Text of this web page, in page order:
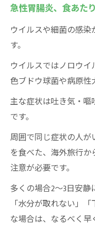
急性胃腸炎、食あたり
ウイルスや細菌の感
す。
ウイルスではノロウ
色ブドウ球菌や病原性
主な症状は吐き気・
です。
周囲で同じ症状の人
を食べた、海外旅行
注意が必要です。
多くの場合2～3日安静
「水分が取れない」
な場合は、なるべく早